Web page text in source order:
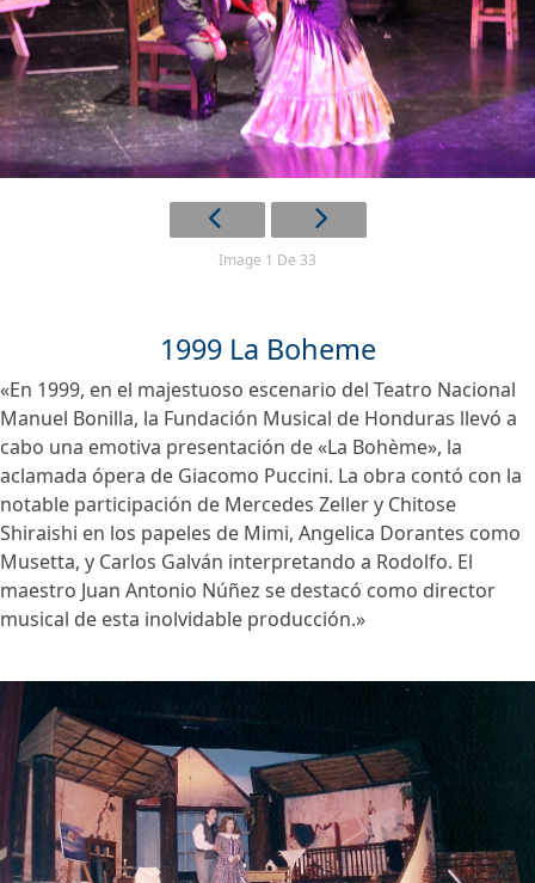
Image 1 De 33
1999 La Boheme
«En 1999, en el majestuoso escenario del Teatro Nacional
Manuel Bonilla, la Fundación Musical de Honduras llevó a
cabo una emotiva presentación de «La Bohème», la
aclamada ópera de Giacomo Puccini. La obra contó con la
notable participación de Mercedes Zeller y Chitose
Shiraishi en los papeles de Mimi, Angelica Dorantes como
Musetta, y Carlos Galván interpretando a Rodolfo. El
maestro Juan Antonio Núñez se destacó como director
musical de esta inolvidable producción.»